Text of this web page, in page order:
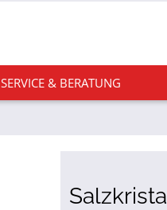
SERVICE & BERATUNG